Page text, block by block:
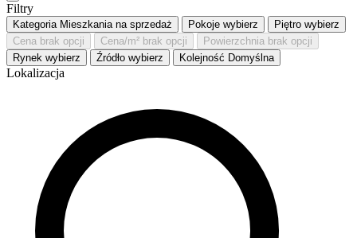
Filtry
Kategoria Mieszkania na sprzedaż Pokoje wybierz Piętro wybierz
Cena brak opcji Cena/m² brak opcji Powierzchnia brak opcji
Rynek wybierz Źródło wybierz Kolejność Domyślna
Lokalizacja